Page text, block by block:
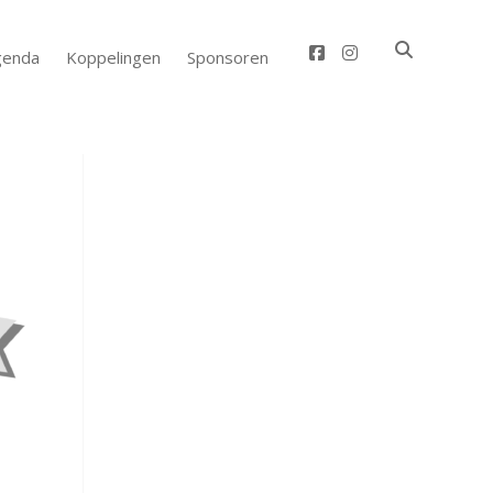
Koppelingen Sponsoren facebook
instagram